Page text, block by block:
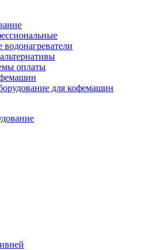
оплаты
для кофемашин